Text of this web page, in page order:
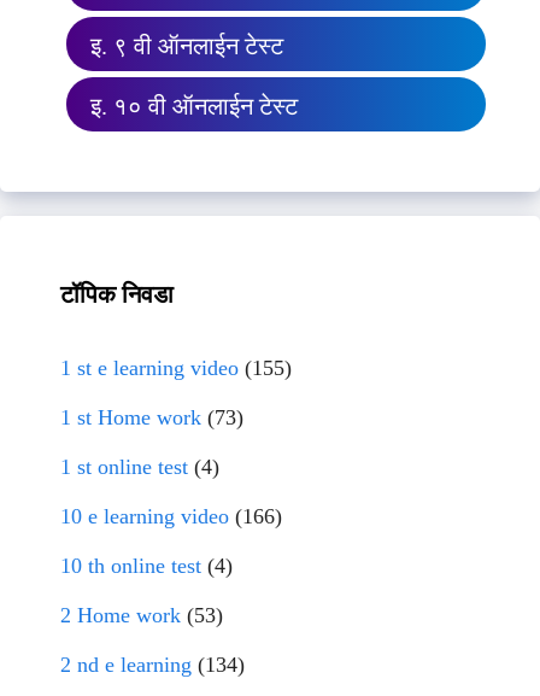
इ. ९ वी ऑनलाईन टेस्ट
इ. १० वी ऑनलाईन टेस्ट
टॉपिक निवडा
1 st e learning video (155)
1 st Home work (73)
1 st online test (4)
10 e learning video (166)
10 th online test (4)
2 Home work (53)
2 nd e learning (134)